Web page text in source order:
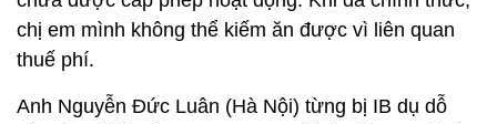
chị em mình không thể kiếm ăn được vì liên quan
thuế phí.
Anh Nguyễn Đức Luân (Hà Nội) từng bị IB dụ dỗ